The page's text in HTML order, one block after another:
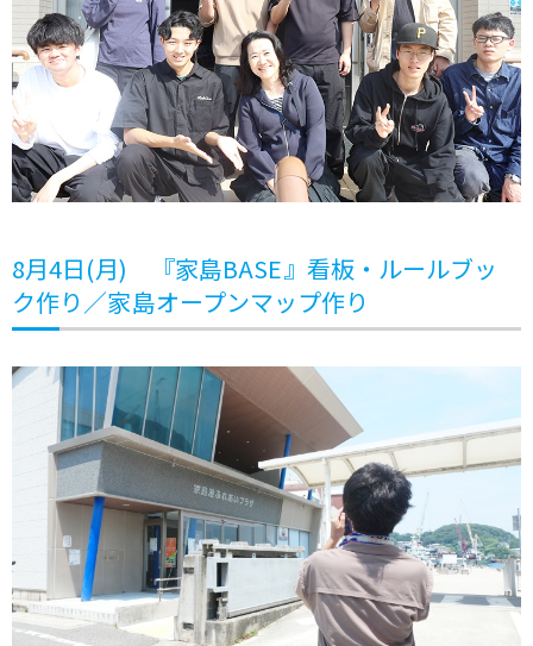
8月4日(月) 『家島BASE』看板・ルールブッ
ク作り／家島オープンマップ作り